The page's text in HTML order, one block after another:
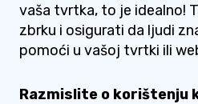
vaša tvrtka, to je idealno!
zbrku i osigurati da ljudi
pomoći u vašoj tvrtki ili
Razmislite o korištenju